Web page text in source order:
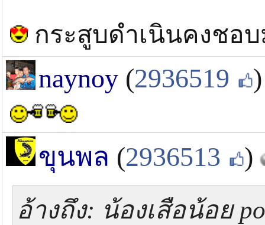
กระสูบดำเนินคงชอ
naynoy (2936519 )
ขุนพล (2936513 )
อ้างถึง: น้องเสือน้อย